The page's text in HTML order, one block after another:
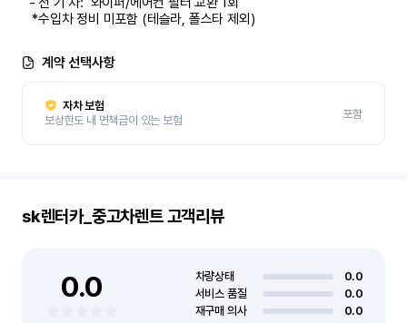
   *수입차 정비 미포함 (테슬라, 폴스타 제외)
계약 선택사항
자차 보험
보상한도 내 면책금이 있는 보험
포함
sk렌터카_중고차렌트고객리뷰
0.0 차량상태
0.0
서비스 품질
0.0
재구매 의사
0.0